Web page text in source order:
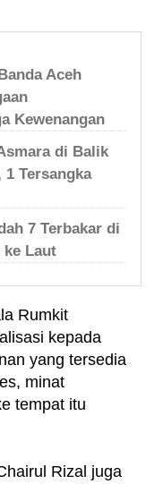
Aceh
Kewenangan
di Balik
1 Tersangka
7 Terbakar di
ke Laut
Rumkit
kepada
yang tersedia
minat
tempat itu
Rizal juga